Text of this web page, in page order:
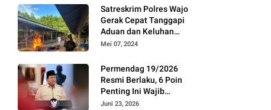
Pemudik Gunakan Rest
Area Alternatif
Satreskrim Polres Wajo
Gerak Cepat Tanggapi
Aduan dan Keluhan
Masyarakat Soal Aksi
Mei 07, 2024
Permendag 19/2026
Resmi Berlaku, 6 Poin
Penting Ini Wajib
Diketahui Pengusaha
Juni 23, 2026